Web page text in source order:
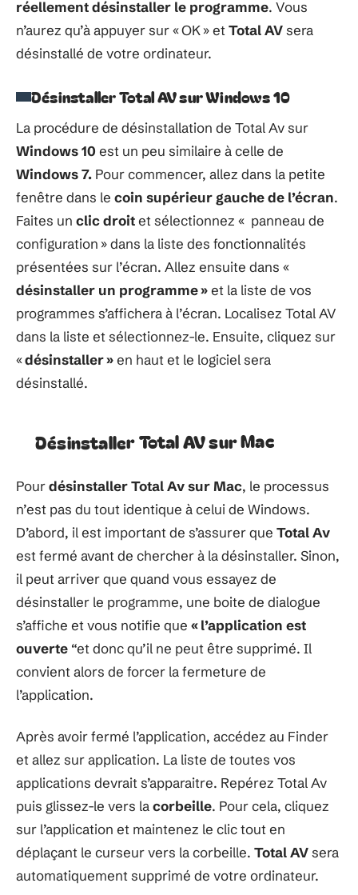
réellement désinstaller le programme. Vous
n’aurez qu’à appuyer sur « OK » et Total AVsera
désinstallé de votre ordinateur.
Désinstaller Total AV sur Windows 10
La procédure de désinstallation de Total Av sur
Windows 10 est un peu similaire à celle de
Windows 7. Pour commencer, allez dans la petite
fenêtre dans le coin supérieur gauche de l’écran.
Faites un clic droitet sélectionnez « panneau de
configuration » dans la liste des fonctionnalités
présentées sur l’écran. Allez ensuite dans «
désinstaller un programme »et la liste de vos
programmes s’affichera à l’écran. Localisez Total AV
dans la liste et sélectionnez-le. Ensuite, cliquez sur
«désinstaller »en haut et le logiciel sera
désinstallé.
Désinstaller Total AV sur Mac
Pourdésinstaller Total Av sur Mac, le processus
n’est pas du tout identique à celui de Windows.
D’abord, il est important de s’assurer que Total Av
est fermé avant de chercher à la désinstaller. Sinon,
il peut arriver que quand vous essayez de
désinstaller le programme, une boite de dialogue
s’affiche et vous notifie que «l’application est
ouverte “et donc qu’il ne peut être supprimé. Il
convient alors de forcer la fermeture de
l’application.
Après avoir fermé l’application, accédez au Finder
et allez sur application. La liste de toutes vos
applications devrait s’apparaitre. Repérez Total Av
puis glissez-le vers lacorbeille. Pour cela, cliquez
sur l’application et maintenez le clic tout en
déplaçant le curseur vers la corbeille. Total AVsera
automatiquement supprimé de votre ordinateur.